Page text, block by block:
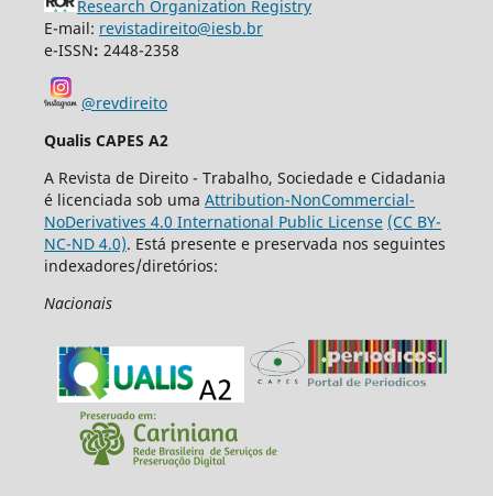
Research Organization Registry
E-mail: revistadireito@iesb.br
e-ISSN: 2448-2358
@revdireito
Qualis CAPES A2
A Revista de Direito - Trabalho, Sociedade e Cidadania
é licenciada sob uma Attribution-NonCommercial-
NoDerivatives 4.0 International Public License (CC BY-
NC-ND 4.0). Está presente e preservada nos seguintes
indexadores/diretórios:
Nacionais